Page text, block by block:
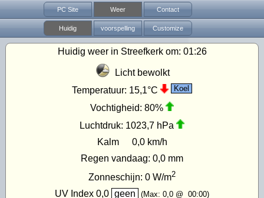
PC Site Weer Contact
Huidig voorspelling Customize
Huidig weer in Streefkerk om: 01:26
Licht bewolkt
Temperatuur: 15,1°C Koel
Vochtigheid: 80%
Luchtdruk: 1023,7 hPa
Kalm
0,0 km/h
Regen vandaag: 0,0 mm
Zonneschijn: 0 W/m2
UV Index 0,0 geen (Max: 0,0 @ 00:00)